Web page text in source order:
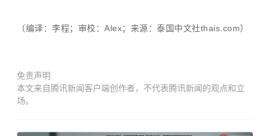
（编译：李程；审校：Alex；来源：泰国中文社thais.com）
免责声明
本文来自腾讯新闻客户端创作者，不代表腾讯新闻的观点和立
场。